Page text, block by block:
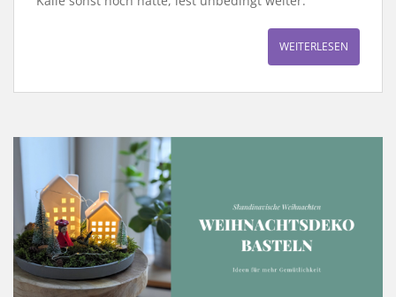
WEITERLESEN